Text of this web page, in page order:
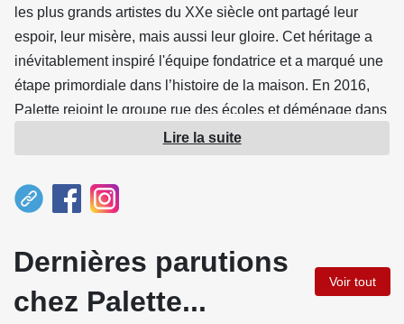
les plus grands artistes du XXe siècle ont partagé leur
espoir, leur misère, mais aussi leur gloire. Cet héritage a
inévitablement inspiré l'équipe fondatrice et a marqué une
étape primordiale dans l’histoire de la maison. En 2016,
Palette rejoint le groupe rue des écoles et déménage dans
un lieu non moins mythique, le célèbre quartier latin, ses
universités, ses librairies. Emportant dans leurs valises
l'idée un peu folle de poursuivre la conception de livres
d’art pour la jeunesse.
Toujours entourés des meilleurs auteurs et graphistes,
Palette conçoit des projets ambitieux, traite de sujets
audacieux, publie de beaux livres d'art pédagogiques et
Lire la suite
Dernières parutions
chez Palette...
Voir tout